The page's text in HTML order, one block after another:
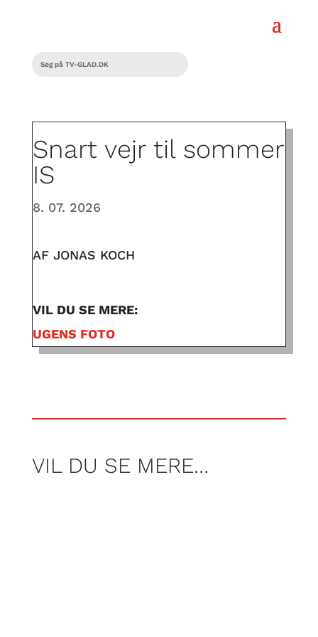
Snart vejr til sommer
IS
8. 07. 2026
AF JONAS KOCH
VIL DU SE MERE:
UGENS FOTO
VIL DU SE MERE…